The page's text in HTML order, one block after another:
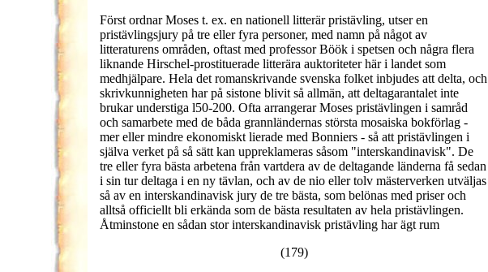
Först ordnar Moses t. ex. en nationell litterär pristävling, utser en
pristävlingsjury på tre eller fyra personer, med namn på något av
litteraturens områden, oftast med professor Böök i spetsen och några flera
liknande Hirschel-prostituerade litterära auktoriteter här i landet som
medhjälpare. Hela det romanskrivande svenska folket inbjudes att delta, och
skrivkunnigheten har på sistone blivit så allmän, att deltagarantalet inte
brukar understiga l50-200. Ofta arrangerar Moses pristävlingen i samråd
och samarbete med de båda grannländernas största mosaiska bokförlag -
mer eller mindre ekonomiskt lierade med Bonniers - så att pristävlingen i
själva verket på så sätt kan uppreklameras såsom "interskandinavisk". De
tre eller fyra bästa arbetena från vartdera av de deltagande länderna få sedan
i sin tur deltaga i en ny tävlan, och av de nio eller tolv mästerverken utväljas
så av en interskandinavisk jury de tre bästa, som belönas med priser och
alltså officiellt bli erkända som de bästa resultaten av hela pristävlingen.
Åtminstone en sådan stor interskandinavisk pristävling har ägt rum
(179)